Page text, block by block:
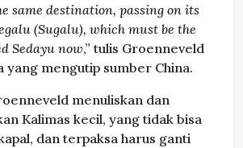
same destination, passing on its
(Sugalu), which must be the
Sedayu now,” tulis Groenneveld
yang mengutip sumber China.
menuliskan dan
Kalimas kecil, yang tidak bisa
dan terpaksa harus ganti